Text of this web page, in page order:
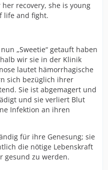
recovery, she is young
life and fight.
„Sweetie“ getauft haben
wir sie in der Klinik
lautet hämorrhagische
sich bezüglich ihrer
Sie ist abgemagert und
und sie verliert Blut
Infektion an ihren
für ihre Genesung; sie
die nötige Lebenskraft
gesund zu werden.